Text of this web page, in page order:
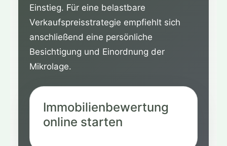
Einstieg. Für eine belastbare
Verkaufspreisstrategie empfiehlt sich
anschließend eine persönliche
Besichtigung und Einordnung der
Mikrolage.
Immobilienbewertung
online starten